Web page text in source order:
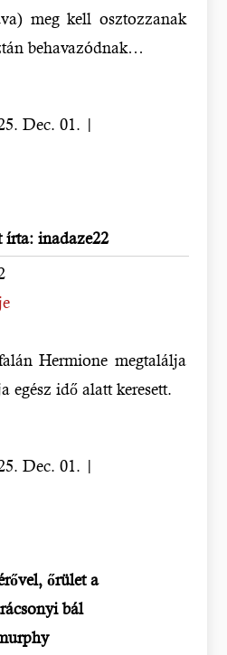
meg kell osztozzanak
behavazódnak…
Dec. 01. |
írta: inadaze22
Hermione megtalálja
egész idő alatt keresett.
Dec. 01. |
őrület a
bál